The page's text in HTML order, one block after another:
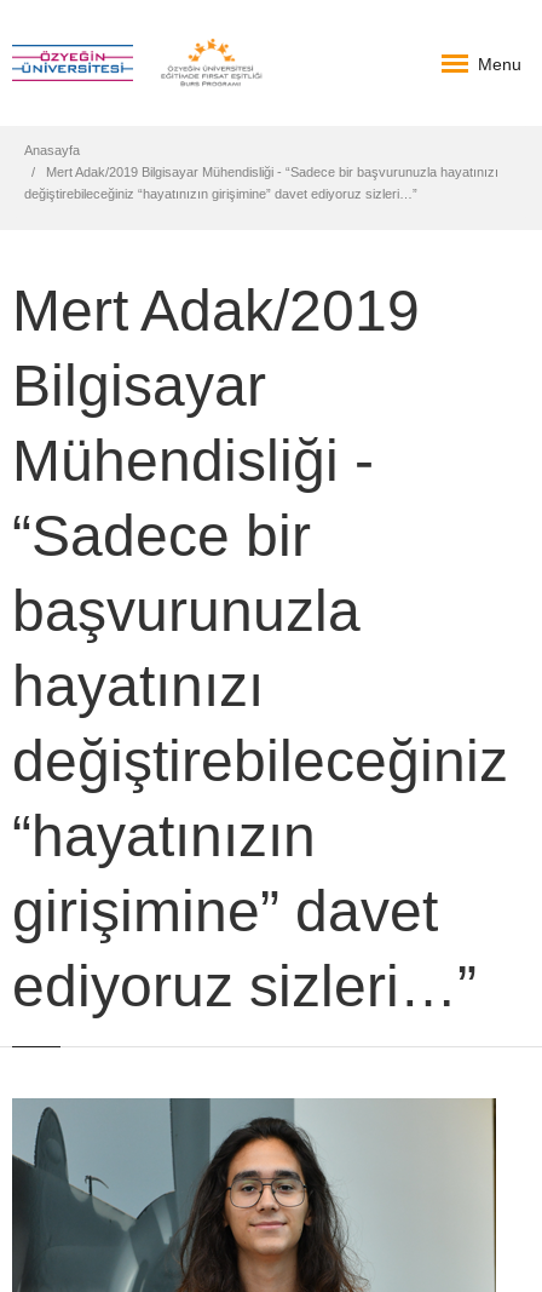
Menu
Anasayfa
Mert Adak/2019 Bilgisayar Mühendisliği - “Sadece bir başvurunuzla hayatınızı
değiştirebileceğiniz “hayatınızın girişimine” davet ediyoruz sizleri…”
Mert Adak/2019
Bilgisayar
Mühendisliği -
“Sadece bir
başvurunuzla
hayatınızı
değiştirebileceğiniz
“hayatınızın
girişimine” davet
ediyoruz sizleri…”